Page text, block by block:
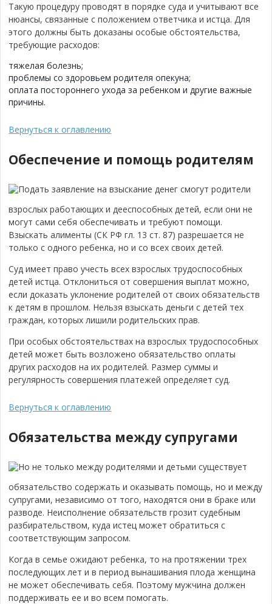
Такую процедуру проводят в порядке суда и учитывают все
нюансы, связанные с положением ответчика и истца. Для
этого должны быть доказаны особые обстоятельства,
требующие расходов:
тяжелая болезнь;
проблемы со здоровьем родителя опекуна;
оплата постороннего ухода за ребенком и другие важные
причины.
Вернуться к оглавлению
Обеспечение и помощь родителям
Подать заявление на взыскание денег смогут родители
взрослых работающих и дееспособных детей, если они не
могут сами себя обеспечивать и требуют помощи.
Взыскать алименты (СК РФ гл. 13 ст. 87) разрешается не
только с одного ребенка, но и со всех своих детей.
Суд имеет право учесть всех взрослых трудоспособных
детей истца. Отклониться от совершения выплат можно,
если доказать уклонение родителей от своих обязательств
к детям в прошлом. Нельзя взыскать деньги с детей тех
граждан, которых лишили родительских прав.
При особых обстоятельствах на взрослых трудоспособных
детей может быть возложено обязательство оплаты
других расходов на их родителей. Размер суммы и
регулярность совершения платежей определяет суд.
Вернуться к оглавлению
Обязательства между супругами
Но не только между родителями и детьми существует
обязательство содержать и оказывать помощь, но и между
супругами, независимо от того, находятся они в браке или
разводе. Неисполнение обязательств грозит судебным
разбирательством, куда истец может обратиться с
соответствующим запросом.
Когда в семье ожидают ребенка, то на протяжении трех
последующих лет и в период вынашивания плода женщина
не может обеспечивать себя. Поэтому мужчина должен
поддерживать ее и во всем помогать.